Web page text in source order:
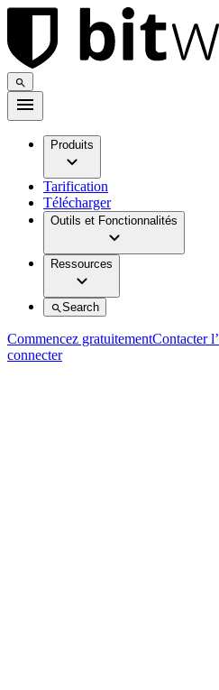
Produits
Tarification
Télécharger
Outils et Fonctionnalités
Ressources
Search
Commencez gratuitementContacter
connecter